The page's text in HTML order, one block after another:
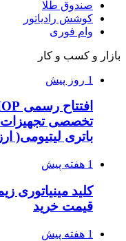
صندوق طلا
کوشش رادیاتور
وام فوری
بازار و کسب و کار
1 روز پیش
تخصصی تجهیزات
باتری لیتیومی(
1 هفته پیش
قیمت خرید
1 هفته پیش